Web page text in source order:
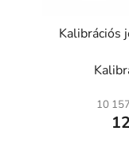
Kalibrációs
10